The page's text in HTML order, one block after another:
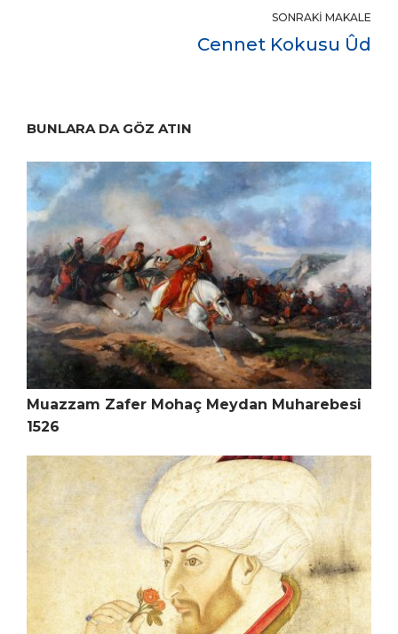
SONRAKI MAKALE
Cennet Kokusu Ûd
BUNLARA DA GÖZ ATIN
Muazzam Zafer Mohaç Meydan Muharebesi
1526